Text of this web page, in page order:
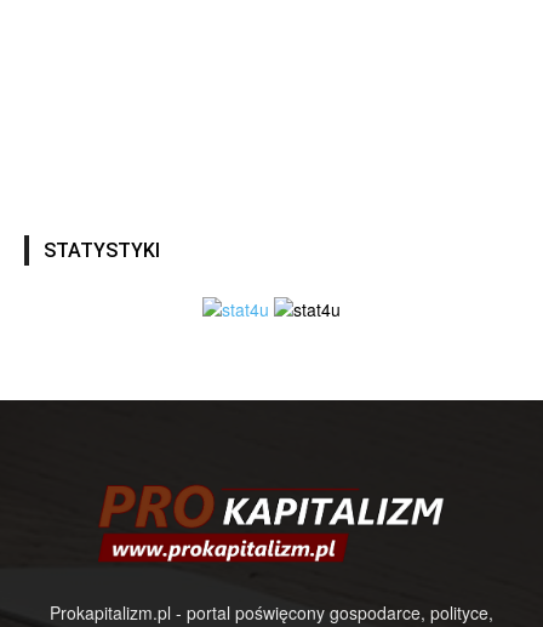
STATYSTYKI
Prokapitalizm.pl - portal poświęcony gospodarce, polityce,